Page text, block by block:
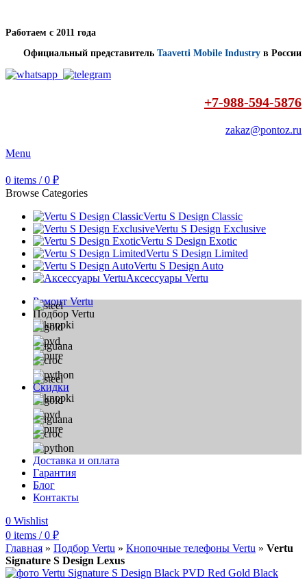
Работаем с 2011 года
Официальный представитель Taavetti Mobile Industry в России
+7-988-594-5876
zakaz@pontoz.ru
Menu
0 items / 0 ₽
Browse Categories
Vertu S Design Classic
Vertu S Design Exclusive
Vertu S Design Exotic
Vertu S Design Limited
Vertu S Design Auto
Аксессуары Vertu
Ремонт Vertu
Подбор Vertu
Скидки
Доставка и оплата
Гарантия
Блог
Контакты
0 Wishlist
0 items / 0 ₽
Главная » Подбор Vertu » Кнопочные телефоны Vertu » Vertu
Signature S Design Lexus